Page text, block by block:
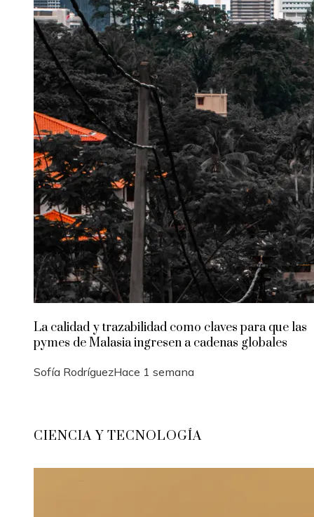
La calidad y trazabilidad como claves para que las
pymes de Malasia ingresen a cadenas globales
Sofía RodríguezHace 1 semana
CIENCIA Y TECNOLOGÍA